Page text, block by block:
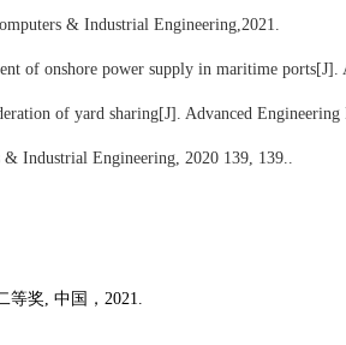
& Industrial Engineering,2021.
of onshore power supply in maritime ports[J].
of yard sharing[J]. Advanced
& Industrial Engineering, 2020 139, 139..
等奖 中国， 2021.